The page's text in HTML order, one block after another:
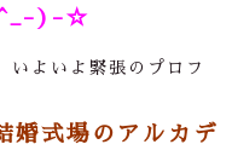
(^_-)-☆
いよいよ緊張のプロフ
婚式場のアルカデ